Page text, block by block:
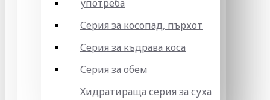
употреба
Серия за косопад, пърхот
Серия за къдрава коса
Серия за обем
Хидратираща серия за суха